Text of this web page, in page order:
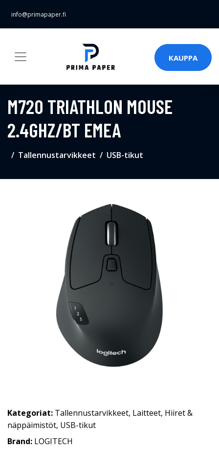
info@primapaper.fi
KAUPPA
M720 TRIATHLON MOUSE
2.4GHZ/BT EMEA
Tallennustarvikkeet USB-tikut
Kategoriat: Tallennustarvikkeet, Laitteet, Hiiret &
näppäimistöt, USB-tikut
Brand: LOGITECH